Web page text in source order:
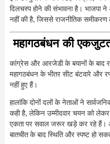
दिलचस्प होने की संभावना है। भाजपा
नहीं की है, जिससे राजनीतिक
महागठबंधन की
कांग्रेस और आरजेडी के बयानों के बाद
महागठबंधन के भीतर सीट बंटवारे और
नहीं हुए हैं।
हालांकि दोनों दलों के नेताओं ने
कही है, लेकिन उम्मीदवार चयन को
एकता पर सवाल जरूर खड़े कर रहे हैं।
बातचीत के बाद स्थिति और स्पष्ट हो